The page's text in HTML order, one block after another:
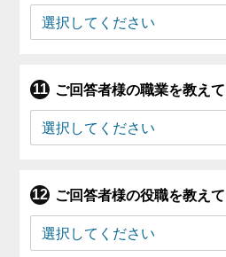
ご回答者様の職業を教えて
ご回答者様の役職を教え